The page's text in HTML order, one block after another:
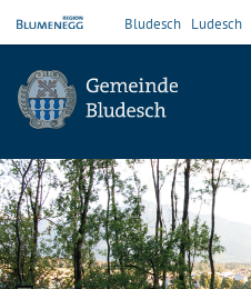
Bludesch Ludesch